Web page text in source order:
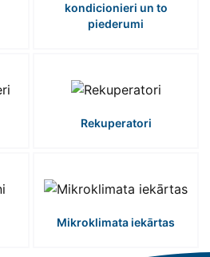
kondicionieri un to
piederumi
Rekuperatori
Mikroklimata iekārtas